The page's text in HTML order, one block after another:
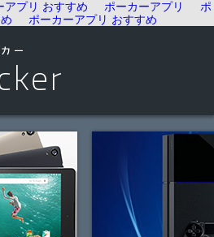
アプリ おすすめ ポーカーアプリ
ポ
ポーカーアプリ おすすめ